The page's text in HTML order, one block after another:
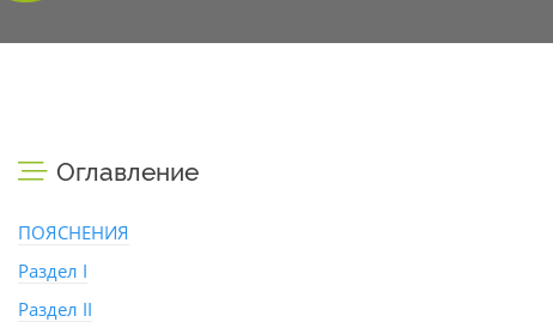
Оглавление
ПОЯСНЕНИЯ
Раздел I
Раздел II